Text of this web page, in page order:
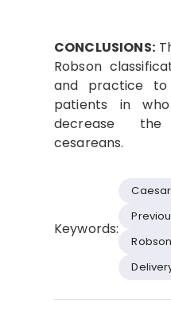
CONCLUSIONS:
Robson
and practice
patients in
decrease
cesareans.
Keywords: